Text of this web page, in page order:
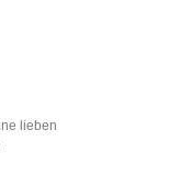
lieben